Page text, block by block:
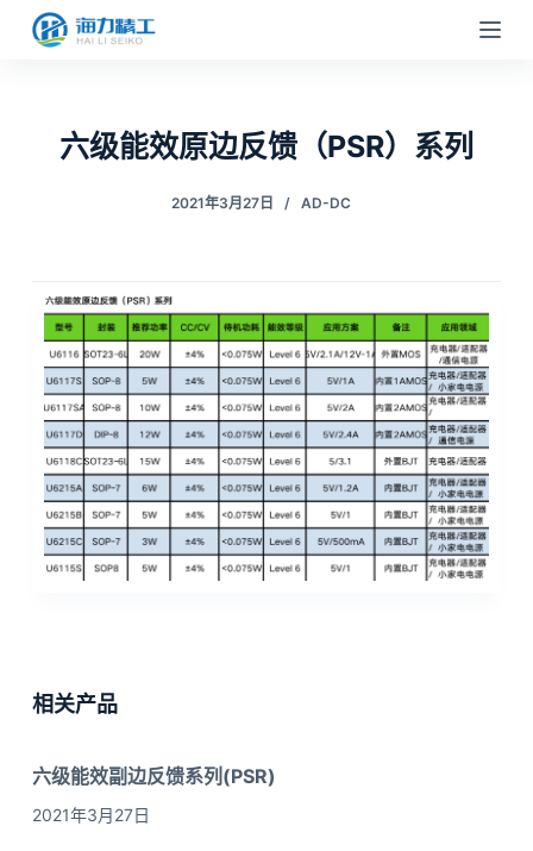
跳
六级能效原边反馈（PSR）系列
2021年3月27日 AD-DC
相关产品
六级能效副边反馈系列(PSR)
2021年3月27日